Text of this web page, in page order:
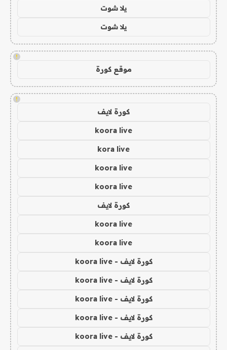
يلا شوت
يلا شوت
!
موقع كورة
!
كورة لايف
koora live
kora live
koora live
koora live
كورة لايف
koora live
koora live
كورة لايف - koora live
كورة لايف - koora live
كورة لايف - koora live
كورة لايف - koora live
كورة لايف - koora live